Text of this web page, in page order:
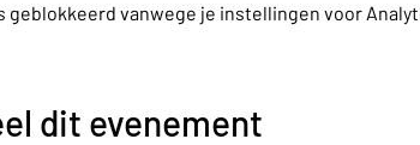
geblokkeerd vanwege je instellingen voor
dit evenement